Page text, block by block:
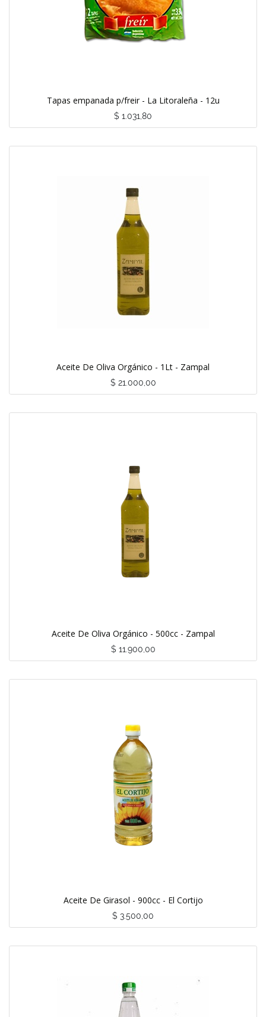
Tapas empanada p/freir - La Litoraleña - 12u
$ 1.031,80
Aceite De Oliva Orgánico - 1Lt - Zampal
$ 21.000,00
Aceite De Oliva Orgánico - 500cc - Zampal
$ 11.900,00
Aceite De Girasol - 900cc - El Cortijo
$ 3.500,00